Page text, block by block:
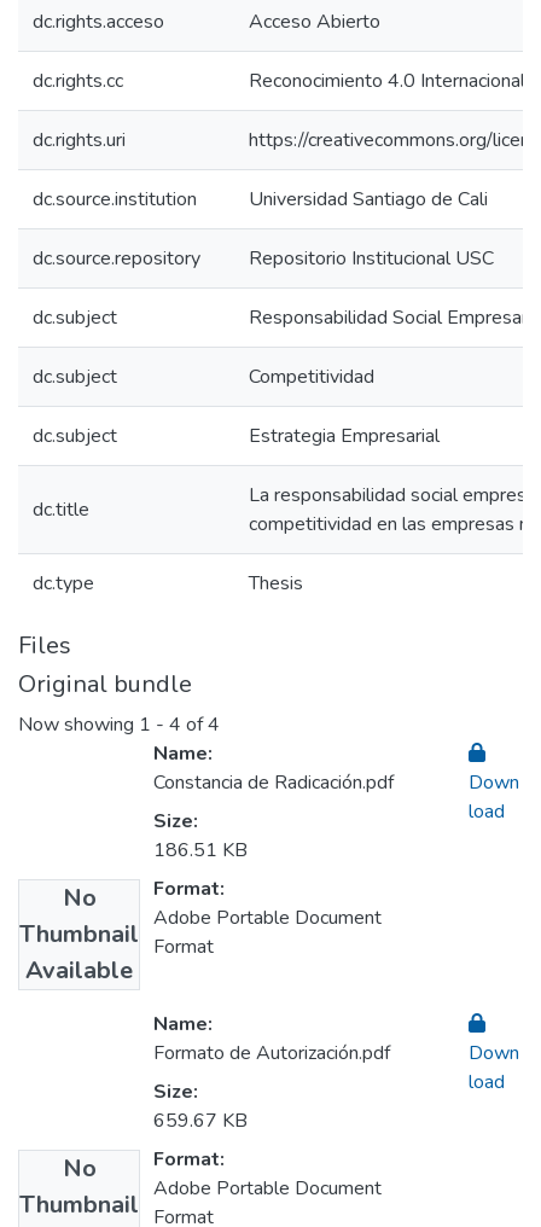
dc.rights.acceso Acceso Abierto
dc.rights.cc Reconocimiento 4.0 Internacional
dc.rights.uri https://creativecommons.org/
dc.source.institution Universidad Santiago de Cali
dc.source.repository Repositorio Institucional USC
dc.subject Responsabilidad Social
dc.subject Competitividad
dc.subject Estrategia Empresarial
dc.title
La responsabilidad social
competitividad en las empresas
dc.type Thesis
Files
Original bundle
Now showing 1 - 4 of 4
No
Thumbnail
Available
Name:
Constancia de Radicación.pdf
Size:
186.51 KB
Format:
Adobe Portable Document
Format
Down
load
No
Thumbnail
Name:
Formato de Autorización.pdf
Size:
659.67 KB
Format:
Adobe Portable Document
Format
Down
load